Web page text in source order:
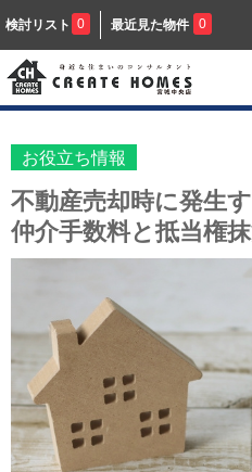
検討リスト 0 最近見た物件 0
お役立ち情報
不動産売却時に発生
仲介手数料と抵当権